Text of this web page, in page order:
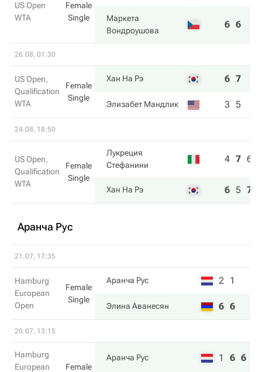
US Open
WTA
Female
Single
Маркета
Вондроушова
6 6
26.08, 01:30
US Open,
Qualification
WTA
Female
Single
Хан На Рэ 6 7
Элизабет Мандлик 3 5
24.08, 18:50
US Open,
Qualification
WTA
Female
Single
Лукреция
Стефанини
4 7 6
Хан На Рэ 6 5 7
Аранча Рус
21.07, 17:35
Hamburg
European
Open
Female
Single
Аранча Рус 2 1
Элина Аванесян 6 6
20.07, 13:15
Hamburg
European
Female
Аранча Рус 1 6 6